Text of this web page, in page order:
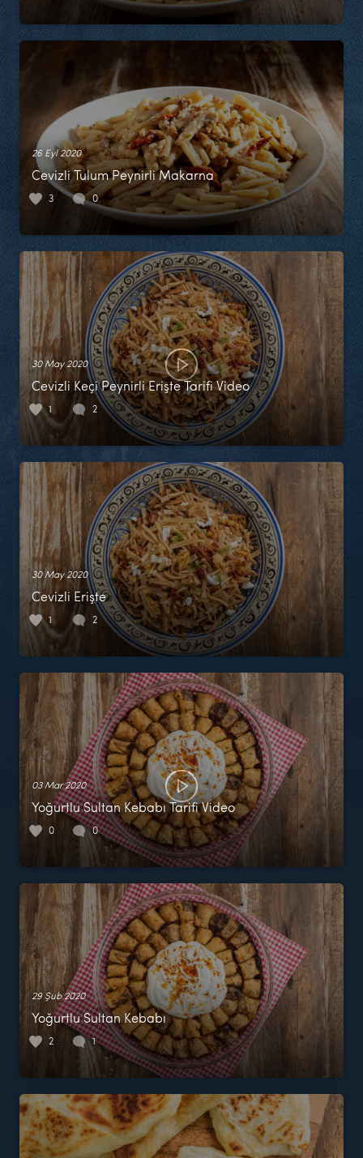
26 Eyl 2020
Cevizli Tulum Peynirli Makarna
3 0
30 May 2020
Cevizli Keçi Peynirli Erişte Tarifi Video
1 2
30 May 2020
Cevizli Erişte
1 2
03 Mar 2020
Yoğurtlu Sultan Kebabı Tarifi Video
0 0
29 Şub 2020
Yoğurtlu Sultan Kebabı
2 1